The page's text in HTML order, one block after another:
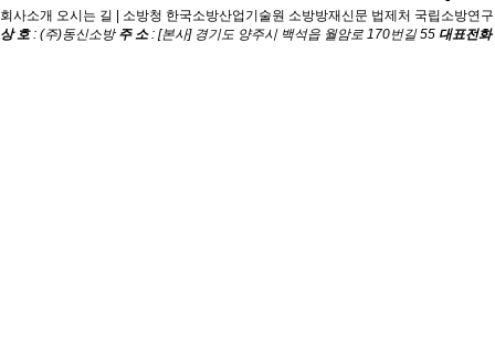
회사소개 오시는 길 | 소방청 한국소방산업기술원 소방방재신문 법제처 국립소방연
상 호: (주)동신소방 주 소: [본사] 경기도 양주시 백석읍 월암로 170번길 55 대표전화